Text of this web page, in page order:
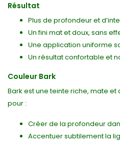
Résultat
Plus de profondeur et
Un fini mat et doux, sans
Une application uniforme
Un résultat confortable et
Couleur Bark
Bark est une teinte riche, mate et
pour :
Créer de la profondeur
Accentuer subtilement la